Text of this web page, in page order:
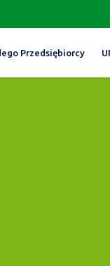
Przedsiębiorcy